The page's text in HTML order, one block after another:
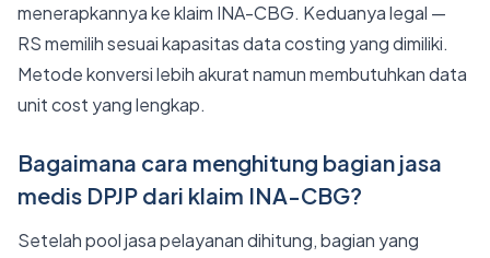
menerapkannya ke klaim INA-CBG. Keduanya legal —
RS memilih sesuai kapasitas data costing yang dimiliki.
Metode konversi lebih akurat namun membutuhkan data
unit cost yang lengkap.
Bagaimana cara menghitung bagian jasa
medis DPJP dari klaim INA-CBG?
Setelah pool jasa pelayanan dihitung, bagian yang